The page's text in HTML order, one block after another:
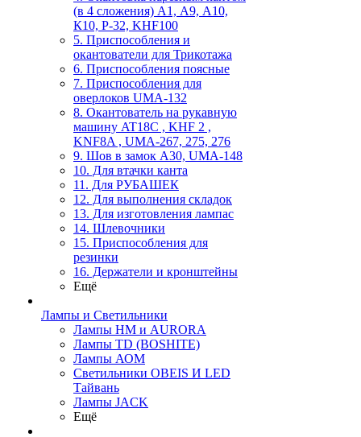
(в 4 сложения) А1, А9, А10,
К10, Р-32, KHF100
5. Приспособления и
окантователи для Трикотажа
6. Приспособления поясные
7. Приспособления для
оверлоков UMA-132
8. Окантователь на рукавную
машину AT18C , KHF 2 ,
KNF8A , UMA-267, 275, 276
9. Шов в замок А30, UMA-148
10. Для втачки канта
11. Для РУБАШЕК
12. Для выполнения складок
13. Для изготовления лампас
14. Шлевочники
15. Приспособления для
резинки
16. Держатели и кронштейны
Ещё
Лампы и Светильники
Лампы HM и AURORA
Лампы TD (BOSHITE)
Лампы АОМ
Светильники OBEIS И LED
Тайвань
Лампы JACK
Ещё